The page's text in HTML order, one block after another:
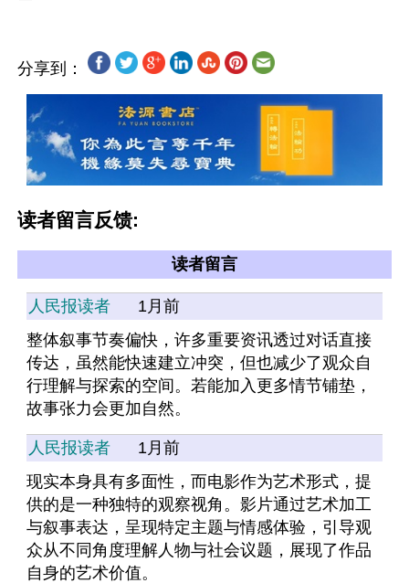
分享到：
读者留言反馈:
读者留言
人民报读者
1月前
整体叙事节奏偏快，许多重要资讯透过对话直接
传达，虽然能快速建立冲突，但也减少了观众自
行理解与探索的空间。若能加入更多情节铺垫，
故事张力会更加自然。
人民报读者
1月前
现实本身具有多面性，而电影作为艺术形式，提
供的是一种独特的观察视角。影片通过艺术加工
与叙事表达，呈现特定主题与情感体验，引导观
众从不同角度理解人物与社会议题，展现了作品
自身的艺术价值。